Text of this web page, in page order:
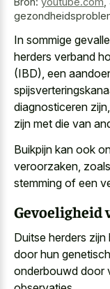
In sommige
herders verband
(IBD), een
diagnosticeren
zijn met die van
Buikpijn kan ook
veroorzaken,
stemming of een
Gevoeligheid
Duitse herders
door hun
onderbouwd door